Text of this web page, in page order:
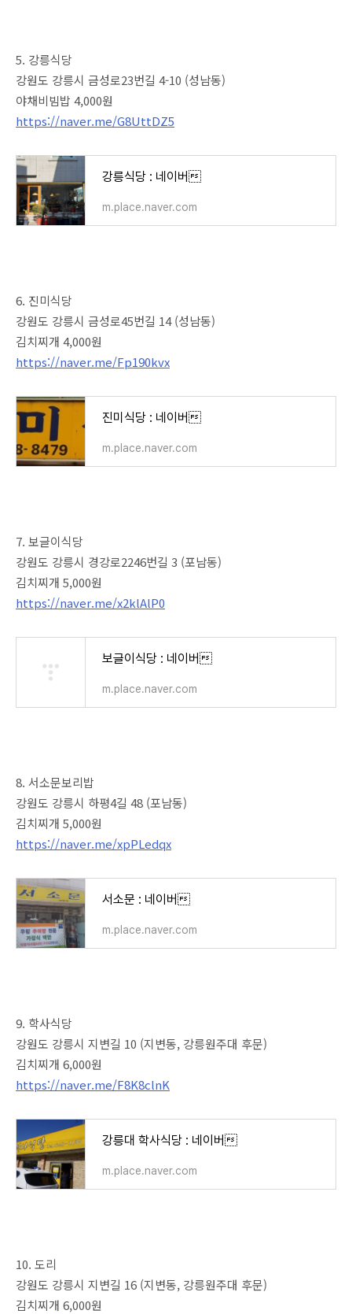
5. 강릉식당
강원도 강릉시 금성로23번길 4-10 (성남동)
야채비빔밥 4,000원
https://naver.me/G8UttDZ5
강릉식당 : 네이버
m.place.naver.com
6. 진미식당
강원도 강릉시 금성로45번길 14 (성남동)
김치찌개 4,000원
https://naver.me/Fp190kvx
진미식당 : 네이버
m.place.naver.com
7. 보글이식당
강원도 강릉시 경강로2246번길 3 (포남동)
김치찌개 5,000원
https://naver.me/x2klAlP0
보글이식당 : 네이버
m.place.naver.com
8. 서소문보리밥
강원도 강릉시 하평4길 48 (포남동)
김치찌개 5,000원
https://naver.me/xpPLedqx
서소문 : 네이버
m.place.naver.com
9. 학사식당
강원도 강릉시 지변길 10 (지변동, 강릉원주대 후문)
김치찌개 6,000원
https://naver.me/F8K8clnK
강릉대 학사식당 : 네이버
m.place.naver.com
10. 도리
강원도 강릉시 지변길 16 (지변동, 강릉원주대 후문)
김치찌개 6,000원